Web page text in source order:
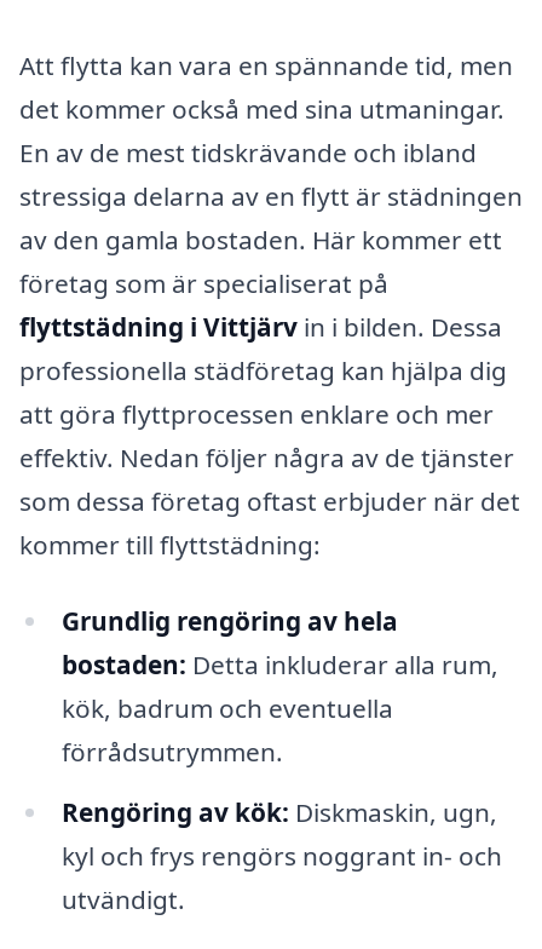
Att flytta kan vara en spännande tid, men
det kommer också med sina utmaningar.
En av de mest tidskrävande och ibland
stressiga delarna av en flytt är städningen
av den gamla bostaden. Här kommer ett
företag som är specialiserat på
flyttstädning i Vittjärv in i bilden. Dessa
professionella städföretag kan hjälpa dig
att göra flyttprocessen enklare och mer
effektiv. Nedan följer några av de tjänster
som dessa företag oftast erbjuder när det
kommer till flyttstädning:
Grundlig rengöring av hela
bostaden: Detta inkluderar alla rum,
kök, badrum och eventuella
förrådsutrymmen.
Rengöring av kök: Diskmaskin, ugn,
kyl och frys rengörs noggrant in- och
utvändigt.